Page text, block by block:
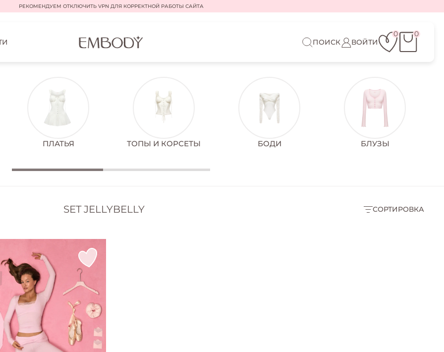
РЕКОМЕНДУЕМ ОТКЛЮЧИТЬ VPN ДЛЯ КОРРЕКТНОЙ РАБОТЫ САЙТА
ПОИСК ВОЙТИ
0
0
ПЛАТЬЯ ТОПЫ И КОРСЕТЫ БОДИ БЛУЗЫ
SET JELLYBELLY СОРТИРОВКА